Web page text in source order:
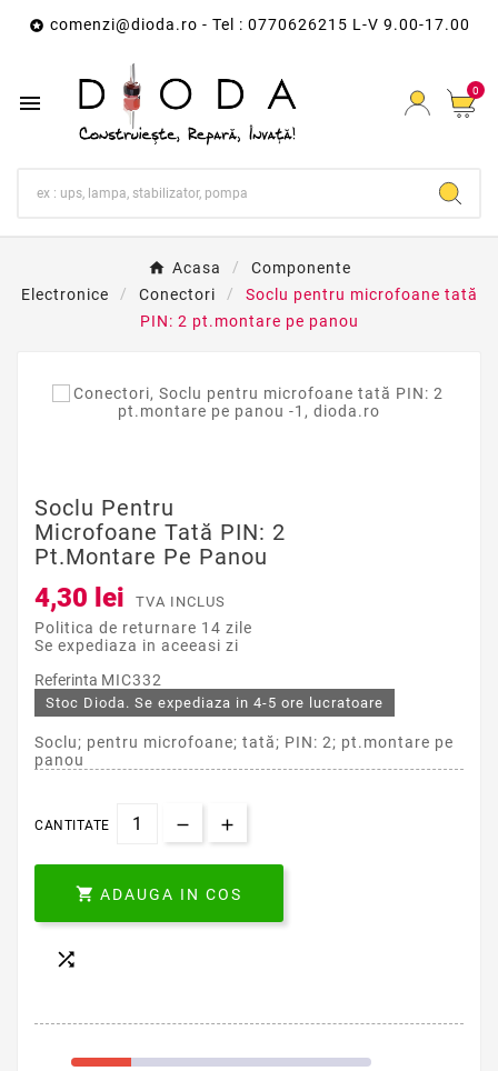
 comenzi@dioda.ro - Tel : 0770626215 L-V 9.00-17.00
 0
Acasa
Componente
Electronice
Conectori
Soclu pentru microfoane tată
PIN: 2 pt.montare pe panou
Soclu Pentru
Microfoane Tată PIN: 2
Pt.montare Pe Panou
4,30 lei TVA INCLUS
Politica de returnare 14 zile
Se expediaza in aceeasi zi
Referinta MIC332
Stoc Dioda. Se expediaza in 4-5 ore lucratoare
Soclu; pentru microfoane; tată; PIN: 2; pt.montare pe
panou
CANTITATE
 ADAUGA IN COS
